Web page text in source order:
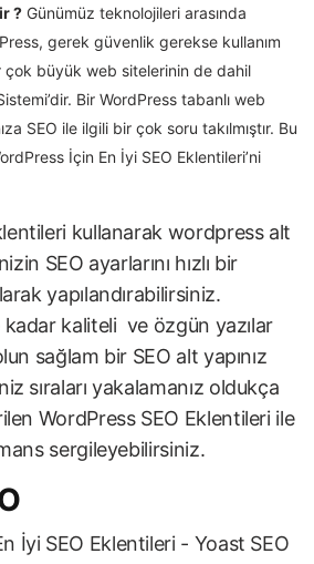
? Günümüz teknolojileri arasında
gerek güvenlik gerekse kullanım
çok büyük web sitelerinin de dahil
Bir WordPress tabanlı web
SEO ile ilgili bir çok soru takılmıştır. Bu
İçin En İyi SEO Eklentileri’ni
kullanarak wordpress alt
SEO ayarlarını hızlı bir
yapılandırabilirsiniz.
kaliteli ve özgün yazılar
sağlam bir SEO alt yapınız
sıraları yakalamanız oldukça
WordPress SEO Eklentileri ile
sergileyebilirsiniz.